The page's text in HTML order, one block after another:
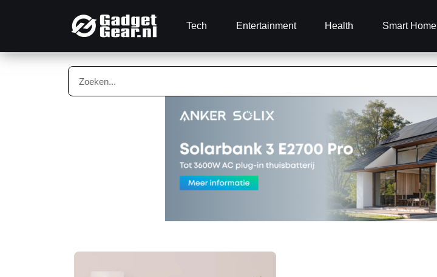
Tech Entertainment Health Smart Home